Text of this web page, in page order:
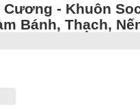
- Khuôn
Bánh, Thạch,